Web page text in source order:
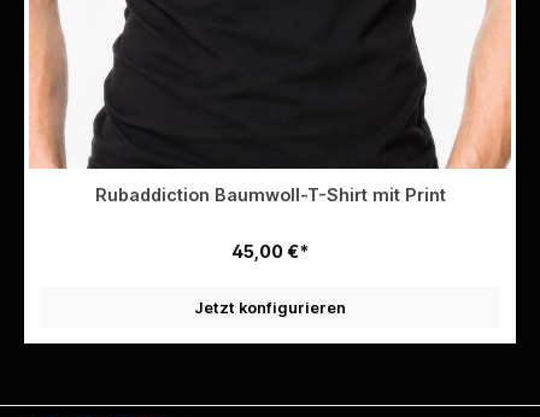
Rubaddiction Baumwoll-T-Shirt mit Print
45,00 €*
Jetzt konfigurieren